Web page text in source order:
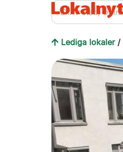
Lediga lokaler /